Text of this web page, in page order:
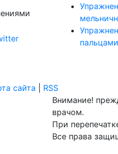
сайта
RSS
Внимание!
врачом.
При
Все права